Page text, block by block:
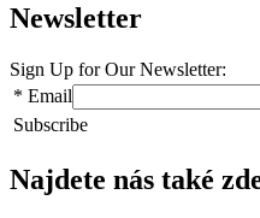
Newsletter
Sign Up for Our Newsletter:
* Email
Subscribe
Najdete nás také